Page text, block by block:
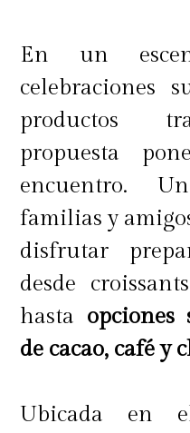
En un
celebraciones
productos
propuesta
encuentro.
familias y
disfrutar
desde
hasta opciones
de cacao, café y
Ubicada en